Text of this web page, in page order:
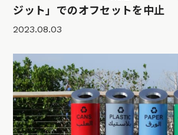
ジット」でのオフセットを中止
2023.08.03